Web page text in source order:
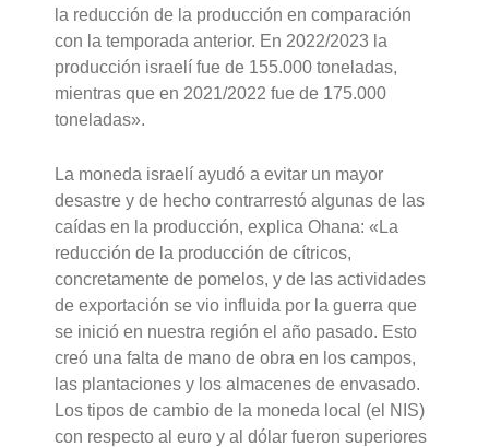
la reducción de la producción en comparación
con la temporada anterior. En 2022/2023 la
producción israelí fue de 155.000 toneladas,
mientras que en 2021/2022 fue de 175.000
toneladas».
La moneda israelí ayudó a evitar un mayor
desastre y de hecho contrarrestó algunas de las
caídas en la producción, explica Ohana: «La
reducción de la producción de cítricos,
concretamente de pomelos, y de las actividades
de exportación se vio influida por la guerra que
se inició en nuestra región el año pasado. Esto
creó una falta de mano de obra en los campos,
las plantaciones y los almacenes de envasado.
Los tipos de cambio de la moneda local (el NIS)
con respecto al euro y al dólar fueron superiores